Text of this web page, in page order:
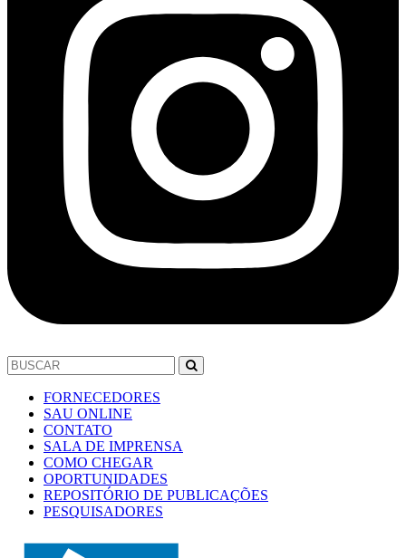
FORNECEDORES
SAU ONLINE
CONTATO
SALA DE IMPRENSA
COMO CHEGAR
OPORTUNIDADES
REPOSITÓRIO DE PUBLICAÇÕES
PESQUISADORES